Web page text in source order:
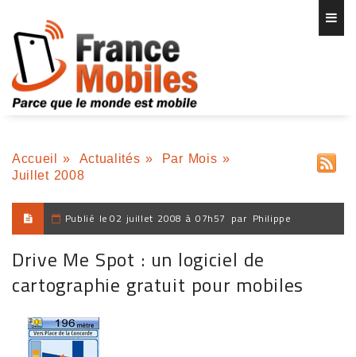
Accueil » Actualités » Par Mois »
Juillet 2008
Publié le 02 juillet 2008 à 07h57 par Philippe
Drive Me Spot : un logiciel de
cartographie gratuit pour mobiles